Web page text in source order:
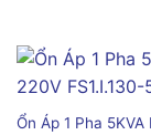
Ổn Áp 1 Pha